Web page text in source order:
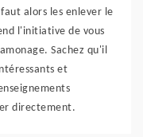
alors les enlever le
l'initiative de vous
Sachez qu'il
et
directement.